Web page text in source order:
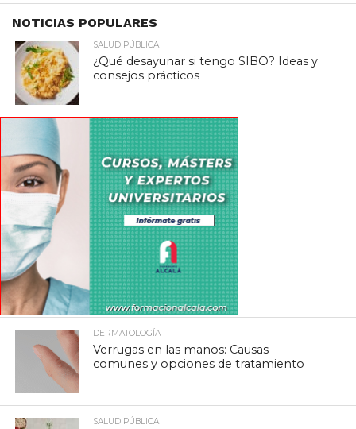
NOTICIAS POPULARES
SALUD PÚBLICA
¿Qué desayunar si tengo SIBO? Ideas y
consejos prácticos
DERMATOLOGÍA
Verrugas en las manos: Causas
comunes y opciones de tratamiento
SALUD PÚBLICA